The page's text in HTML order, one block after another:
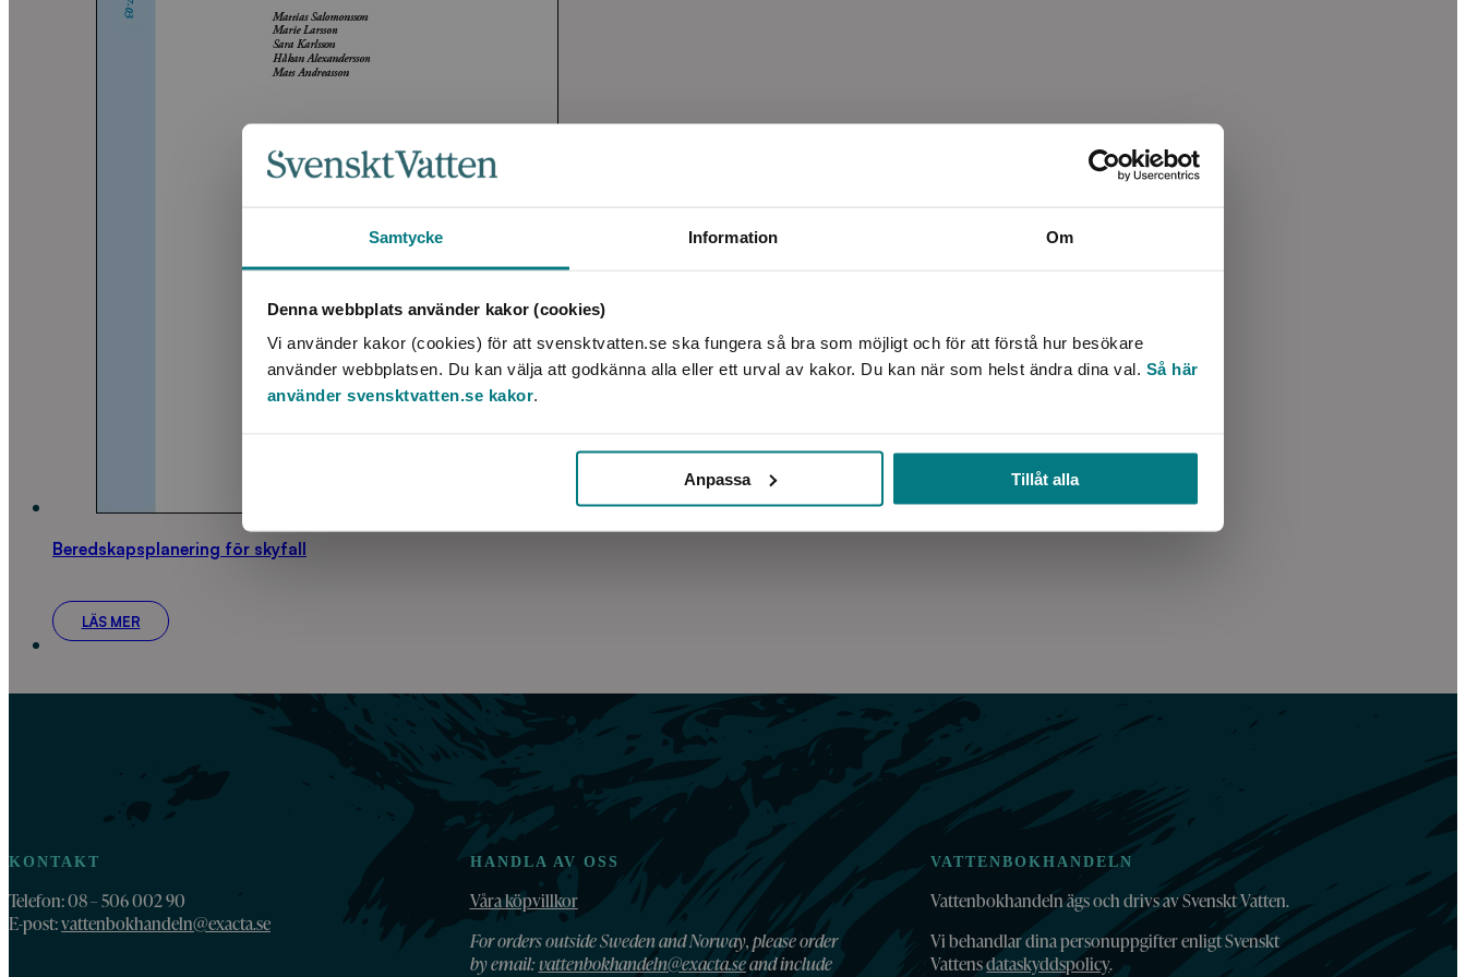
Samtycke Information Om
Denna webbplats använder kakor (cookies)
Vi använder kakor (cookies) för att svensktvatten.se ska fungera så bra som möjligt och för att förstå hur besökare
använder webbplatsen. Du kan välja att godkänna alla eller ett urval av kakor. Du kan när som helst ändra dina val. Så här
använder svensktvatten.se kakor.
Anpassa Tillåt alla
Beredskapsplanering för skyfall
LÄS MER
KONTAKT
Telefon: 08 – 506 002 90
E-post:vattenbokhandeln@exacta.se
HANDLA AV OSS
Våra köpvillkor
For orders outside Sweden and Norway, please order
by email:vattenbokhandeln@exacta.seand include
VATTENBOKHANDELN
Vattenbokhandeln ägs och drivs av Svenskt Vatten.
Vi behandlar dina personuppgifter enligt Svenskt
Vattensdataskyddspolicy.